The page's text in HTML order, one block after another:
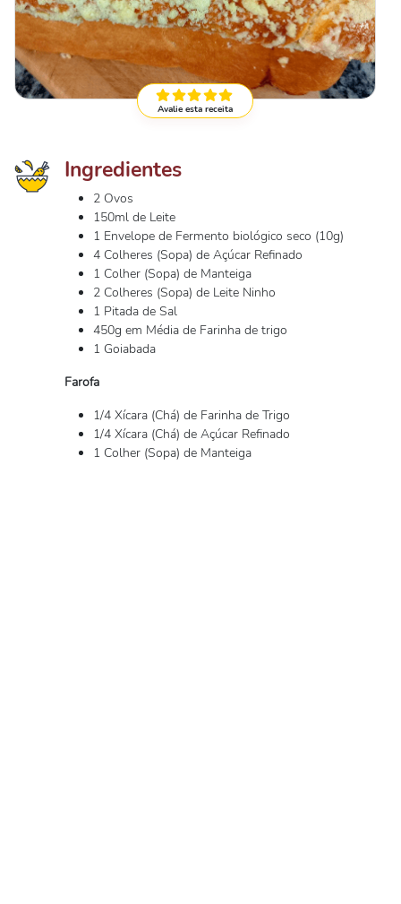
Avalie esta receita
Ingredientes
2 Ovos
150ml de Leite
1 Envelope de Fermento biológico seco (10g)
4 Colheres (Sopa) de Açúcar Refinado
1 Colher (Sopa) de Manteiga
2 Colheres (Sopa) de Leite Ninho
1 Pitada de Sal
450g em Média de Farinha de trigo
1 Goiabada
Farofa
1/4 Xícara (Chá) de Farinha de Trigo
1/4 Xícara (Chá) de Açúcar Refinado
1 Colher (Sopa) de Manteiga